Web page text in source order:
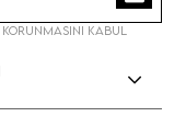
korunmasını kabul